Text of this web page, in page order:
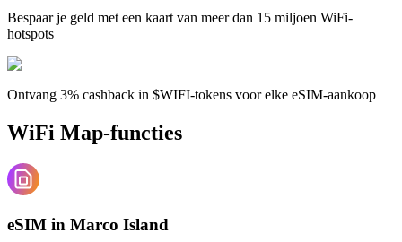
Bespaar je geld met een kaart van meer dan 15 miljoen WiFi-
hotspots
Ontvang 3% cashback in $WIFI-tokens voor elke eSIM-aankoop
WiFi Map-functies
eSIM in Marco Island